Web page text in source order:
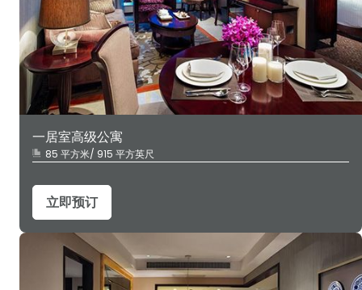
一居室高级公寓
85 平方米/ 915 平方英尺
立即预订